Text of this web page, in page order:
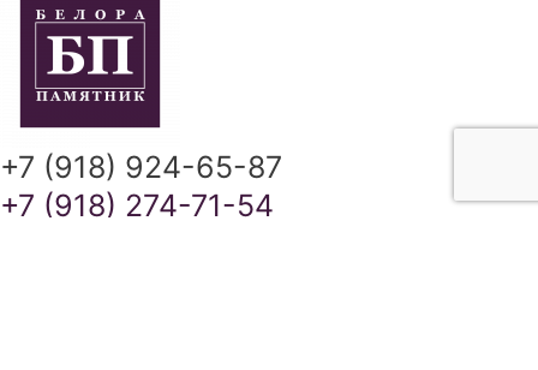
+7 (918) 924-65-87
+7 (918) 274-71-54